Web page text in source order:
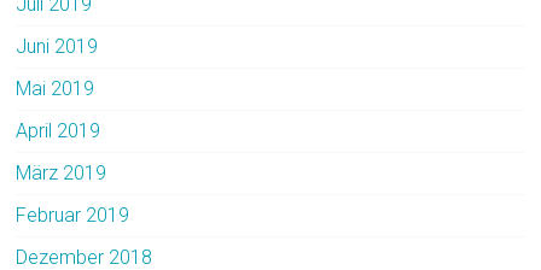
Juni 2019
Mai 2019
April 2019
März 2019
Februar 2019
Dezember 2018